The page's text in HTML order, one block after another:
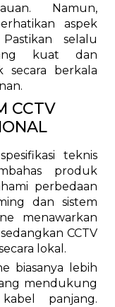
Namun,
aspek
selalu
kuat dan
secara berkala
CCTV
teknis
produk
perbedaan
dan sistem
menawarkan
CCTV
lokal.
biasanya lebih
mendukung
panjang.